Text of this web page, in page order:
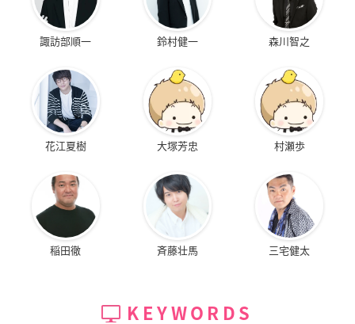
諏訪部順一 鈴村健一 森川智之
花江夏樹 大塚芳忠 村瀬歩
稲田徹 斉藤壮馬 三宅健太
KEYWORDS